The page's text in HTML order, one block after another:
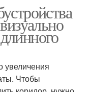
увеличения
Чтобы